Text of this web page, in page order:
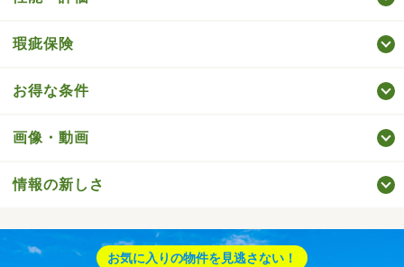
瑕疵保険
お得な条件
画像・動画
情報の新しさ
お気に入りの物件を見逃さない！